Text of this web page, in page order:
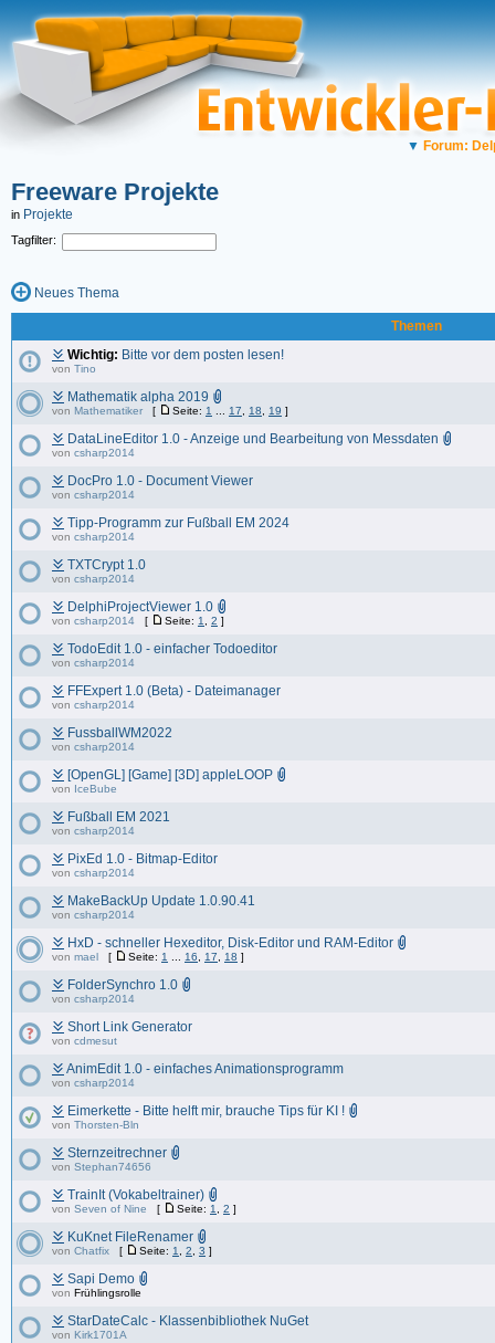
▼ Forum:
Freeware Projekte
in Projekte
Tagfilter:
Neues Thema
Themen
Wichtig: Bitte vor dem posten lesen!
von Tino
Mathematik alpha 2019
von Mathematiker [ Seite: 1 17 18 19 ]
DataLineEditor 1.0 - Anzeige und Bearbeitung von Messdaten
von csharp2014
DocPro 1.0 - Document Viewer
von csharp2014
Tipp-Programm zur Fußball EM 2024
von csharp2014
TXTCrypt 1.0
von csharp2014
DelphiProjectViewer 1.0
von csharp2014 [ Seite: 1 2 ]
TodoEdit 1.0 - einfacher Todoeditor
von csharp2014
FFExpert 1.0 (Beta) - Dateimanager
von csharp2014
FussballWM2022
von csharp2014
[OpenGL] [Game] [3D] appleLOOP
von IceBube
Fußball EM 2021
von csharp2014
PixEd 1.0 - Bitmap-Editor
von csharp2014
MakeBackUp Update 1.0.90.41
von csharp2014
HxD - schneller Hexeditor, Disk-Editor und RAM-Editor
von mael [ Seite: 1 16 17 18 ]
FolderSynchro 1.0
von csharp2014
Short Link Generator
von cdmesut
AnimEdit 1.0 - einfaches Animationsprogramm
von csharp2014
Eimerkette - Bitte helft mir, brauche Tips für KI !
von Thorsten-Bln
Sternzeitrechner
von Stephan74656
TrainIt (Vokabeltrainer)
von Seven of Nine [ Seite: 1 2 ]
KuKnet FileRenamer
von Chatfix [ Seite: 1 2 3 ]
Sapi Demo
von Frühlingsrolle
StarDateCalc - Klassenbibliothek NuGet
von Kirk1701A